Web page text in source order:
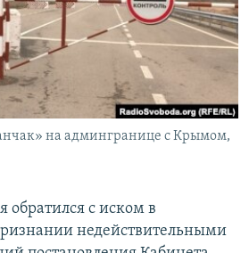
КРЫМА
на админгранице с Крымом,
обратился с иском в
недействительными